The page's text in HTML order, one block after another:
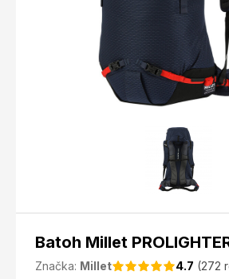
Batoh Millet
Značka: Millet 4.7 (272